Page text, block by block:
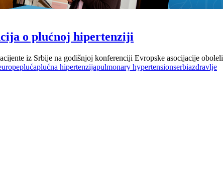
o plućnoj hipertenziji
iz Srbije na godišnjoj konferenciji Evropske asocijacije
plućaplućna hipertenzijapulmonary hypertensionserbiazdravlje